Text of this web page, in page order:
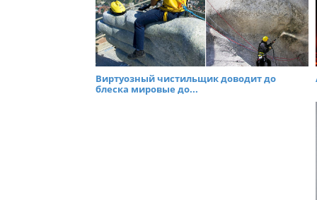
Виртуозный чистильщик доводит до
блеска мировые до...